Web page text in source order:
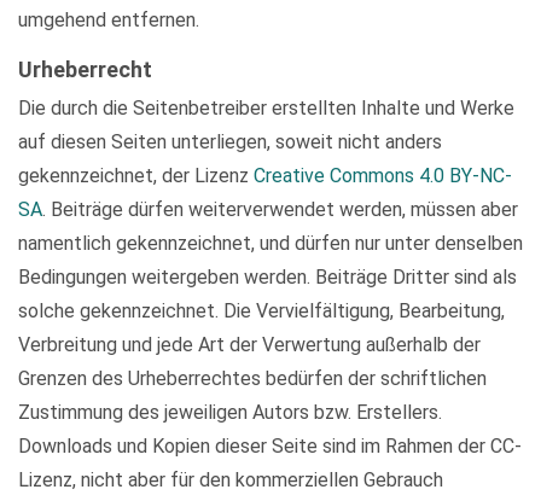
umgehend entfernen.
Urheberrecht
Die durch die Seitenbetreiber erstellten Inhalte und Werke
auf diesen Seiten unterliegen, soweit nicht anders
gekennzeichnet, der Lizenz Creative Commons 4.0 BY-NC-
SA. Beiträge dürfen weiterverwendet werden, müssen aber
namentlich gekennzeichnet, und dürfen nur unter denselben
Bedingungen weitergeben werden. Beiträge Dritter sind als
solche gekennzeichnet. Die Vervielfältigung, Bearbeitung,
Verbreitung und jede Art der Verwertung außerhalb der
Grenzen des Urheberrechtes bedürfen der schriftlichen
Zustimmung des jeweiligen Autors bzw. Erstellers.
Downloads und Kopien dieser Seite sind im Rahmen der CC-
Lizenz, nicht aber für den kommerziellen Gebrauch